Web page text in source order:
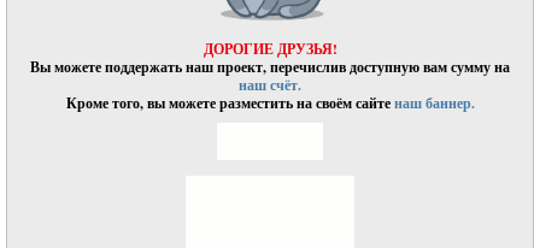
ДОРОГИЕ ДРУЗЬЯ!
Вы можете поддержать наш проект, перечислив доступную вам сумму на
наш счёт.
Кроме того, вы можете разместить на своём сайтенаш баннер.